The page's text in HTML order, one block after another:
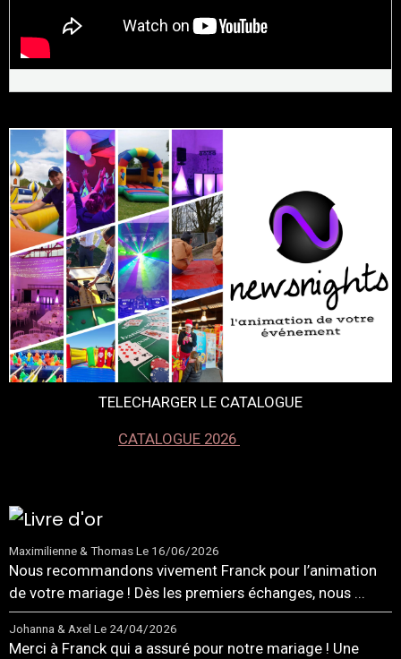
TELECHARGER LE CATALOGUE
CATALOGUE 2026
Maximilienne & ThomasLe 16/06/2026
Nous recommandons vivement Franck pour l’animation
de votre mariage ! Dès les premiers échanges, nous ...
Johanna & Axel Le 24/04/2026
Merci à Franck qui a assuré pour notre mariage ! Une